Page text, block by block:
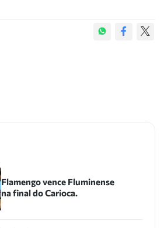
Flamengo vence Fluminense
na final do Carioca.